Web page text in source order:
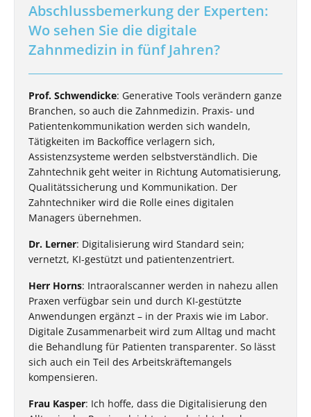
Abschlussbemerkung der Experten:
Wo sehen Sie die digitale
Zahnmedizin in fünf Jahren?
Prof. Schwendicke: Generative Tools verändern ganze
Branchen, so auch die Zahnmedizin. Praxis- und
Patientenkommunikation werden sich wandeln,
Tätigkeiten im Backoffice verlagern sich,
Assistenzsysteme werden selbstverständlich. Die
Zahntechnik geht weiter in Richtung Automatisierung,
Qualitätssicherung und Kommunikation. Der
Zahntechniker wird die Rolle eines digitalen
Managers übernehmen.
Dr. Lerner: Digitalisierung wird Standard sein;
vernetzt, KI-gestützt und patientenzentriert.
Herr Horns: Intraoralscanner werden in nahezu allen
Praxen verfügbar sein und durch KI-gestützte
Anwendungen ergänzt – in der Praxis wie im Labor.
Digitale Zusammenarbeit wird zum Alltag und macht
die Behandlung für Patienten transparenter. So lässt
sich auch ein Teil des Arbeitskräftemangels
kompensieren.
Frau Kasper: Ich hoffe, dass die Digitalisierung den